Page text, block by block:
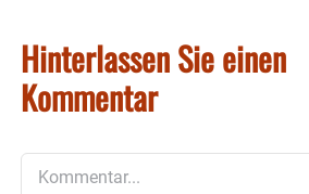
Hinterlassen Sie einen
Kommentar